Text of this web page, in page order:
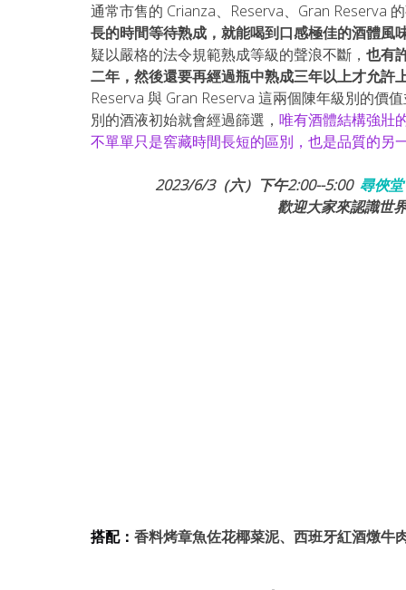
通常市售的 Crianza、Reserva、Gran Reserva
長的時間等待熟成，就能喝到口感極佳的酒體風
疑以嚴格的法令規範熟成等級的聲浪不斷， 也有
二年，然後還要再經過瓶中熟成三年以上才允許
Reserva 與 Gran Reserva 這兩個陳年級別的價
別的酒液初始就會經過篩選， 唯有酒體結構強壯
不單單只是窖藏時間長短的區別，也是品質的另
2023/6/3（六）下午2:00--5:00 尋俠
歡迎大家來認識世
搭配： 香料烤章魚佐花椰菜泥、西班牙紅酒燉牛